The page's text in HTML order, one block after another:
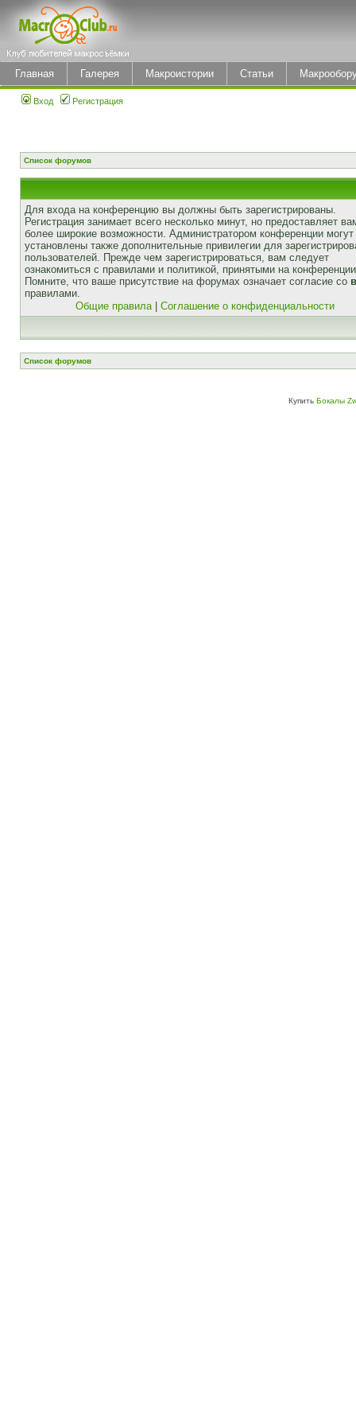
Главная Галерея Макроистории Статьи
Вход Регистрация
Список форумов
Для входа на конференцию вы должны быть зарегистрированы.
Регистрация занимает всего несколько минут, но предоставляет
более широкие возможности. Администратором конференции
установлены также дополнительные привилегии для
пользователей. Прежде чем зарегистрироваться, вам следует
ознакомиться с правилами и политикой, принятыми на
Помните, что ваше присутствие на форумах означает согласие со
правилами.
Общие правила| Соглашение о конфиденциальности
Список форумов
Купить Бокалы